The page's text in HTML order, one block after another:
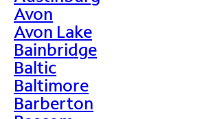
Avon
Avon Lake
Bainbridge
Baltic
Baltimore
Barberton